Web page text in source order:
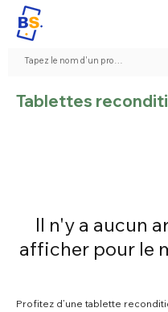
Tablettes
Il n'y a aucun
afficher pour le
Profitez d’une tablette